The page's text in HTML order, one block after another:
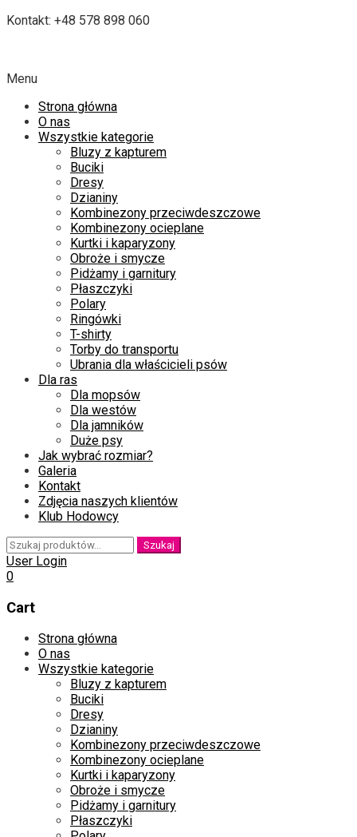
Kontakt: +48 578 898 060
Menu
Strona główna
O nas
Wszystkie kategorie
Bluzy z kapturem
Buciki
Dresy
Dzianiny
Kombinezony przeciwdeszczowe
Kombinezony ocieplane
Kurtki i kaparyzony
Obroże i smycze
Pidżamy i garnitury
Płaszczyki
Polary
Ringówki
T-shirty
Torby do transportu
Ubrania dla właścicieli psów
Dla ras
Dla mopsów
Dla westów
Dla jamników
Duże psy
Jak wybrać rozmiar?
Galeria
Kontakt
Zdjęcia naszych klientów
Klub Hodowcy
Szukaj:
Szukaj
User Login
0
Cart
Skip
content
Strona główna
O nas
Wszystkie kategorie
Bluzy z kapturem
Buciki
Dresy
Dzianiny
Kombinezony przeciwdeszczowe
Kombinezony ocieplane
Kurtki i kaparyzony
Obroże i smycze
Pidżamy i garnitury
Płaszczyki